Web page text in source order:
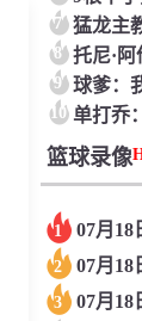
7
8
9 球爹：
10
篮球录像
1
2
3